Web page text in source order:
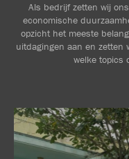
Als bedrijf zetten wij
economische
opzicht het meeste
uitdagingen aan en zetten
welke topics